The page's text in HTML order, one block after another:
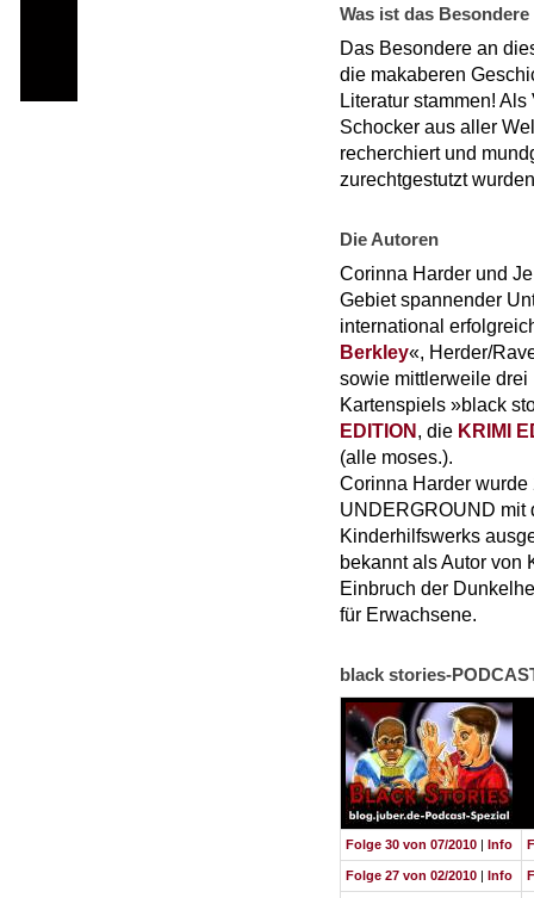
Was ist das
Das Besondere an
die makaberen
Literatur stammen!
Schocker aus aller
recherchiert und
zurechtgestutzt
Die Autoren
Corinna Harder und
Gebiet spannender
international
Berkley«, Herder/
sowie mittlerweile
Kartenspiels »black
EDITION , die KRIMI
(alle moses.).
Corinna Harder
UNDERGROUND mit
Kinderhilfswerks
bekannt als Autor von
Einbruch der
für Erwachsene.
black stories-
Folge 30 von 07/2010 | Info
Folge 27 von 02/2010 | Info